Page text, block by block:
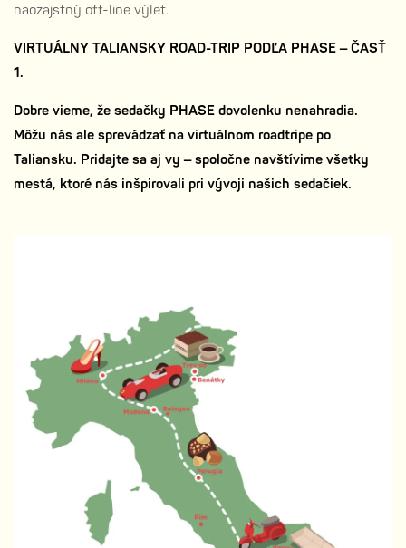
naozajstný off-line výlet.
VIRTUÁLNY TALIANSKY ROAD-TRIP PODĽA PHASE – ČASŤ
1.
Dobre vieme, že sedačky PHASE dovolenku nenahradia.
Môžu nás ale sprevádzať na virtuálnom roadtripe po
Taliansku. Pridajte sa aj vy – spoločne navštívime všetky
mestá, ktoré nás inšpirovali pri vývoji našich sedačiek.